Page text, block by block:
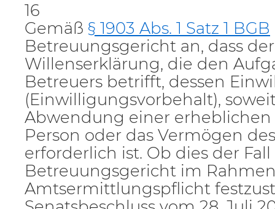
16
Gemäß § 1903 Abs. 1 Satz 1 BGB
Betreuungsgericht an, dass
Willenserklärung, die den
Betreuers betrifft, dessen
(Einwilligungsvorbehalt),
Abwendung einer erheblichen
Person oder das Vermögen
erforderlich ist. Ob dies der Fall
Betreuungsgericht im
Amtsermittlungspflicht